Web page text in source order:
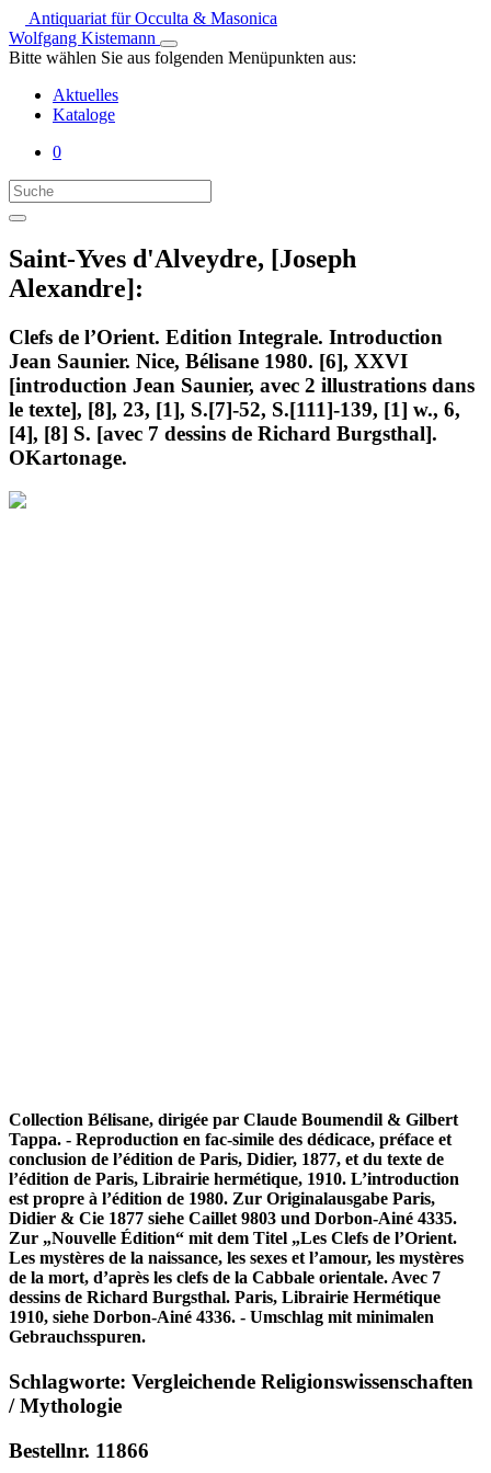
Antiquariat für Occulta & Masonica
Wolfgang Kistemann
Bitte wählen Sie aus folgenden Menüpunkten aus:
Aktuelles
Kataloge
0
Saint-Yves d'Alveydre, [Joseph
Alexandre]:
Clefs de l’Orient. Edition Integrale. Introduction
Jean Saunier. Nice, Bélisane 1980. [6], XXVI
[introduction Jean Saunier, avec 2 illustrations dans
le texte], [8], 23, [1], S.[7]-52, S.[111]-139, [1] w., 6,
[4], [8] S. [avec 7 dessins de Richard Burgsthal].
OKartonage.
Collection Bélisane, dirigée par Claude Boumendil & Gilbert
Tappa. - Reproduction en fac-simile des dédicace, préface et
conclusion de l’édition de Paris, Didier, 1877, et du texte de
l’édition de Paris, Librairie hermétique, 1910. L’introduction
est propre à l’édition de 1980. Zur Originalausgabe Paris,
Didier & Cie 1877 siehe Caillet 9803 und Dorbon-Ainé 4335.
Zur „Nouvelle Édition“ mit dem Titel „Les Clefs de l’Orient.
Les mystères de la naissance, les sexes et l’amour, les mystères
de la mort, d’après les clefs de la Cabbale orientale. Avec 7
dessins de Richard Burgsthal. Paris, Librairie Hermétique
1910, siehe Dorbon-Ainé 4336. - Umschlag mit minimalen
Gebrauchsspuren.
Schlagworte: Vergleichende Religionswissenschaften
/ Mythologie
Bestellnr. 11866